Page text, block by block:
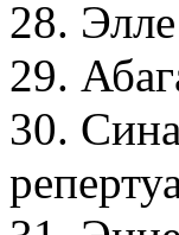
28.
29.
30.